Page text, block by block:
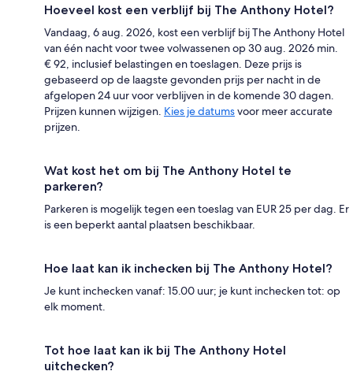
Hoeveel kost een verblijf bij The Anthony Hotel?
Vandaag, 6 aug. 2026, kost een verblijf bij The Anthony Hotel
van één nacht voor twee volwassenen op 30 aug. 2026 min.
€ 92, inclusief belastingen en toeslagen. Deze prijs is
gebaseerd op de laagste gevonden prijs per nacht in de
afgelopen 24 uur voor verblijven in de komende 30 dagen.
Prijzen kunnen wijzigen. Kies je datumsvoor meer accurate
prijzen.
Wat kost het om bij The Anthony Hotel te
parkeren?
Parkeren is mogelijk tegen een toeslag van EUR 25 per dag. Er
is een beperkt aantal plaatsen beschikbaar.
Hoe laat kan ik inchecken bij The Anthony Hotel?
Je kunt inchecken vanaf: 15.00 uur; je kunt inchecken tot: op
elk moment.
Tot hoe laat kan ik bij The Anthony Hotel
uitchecken?